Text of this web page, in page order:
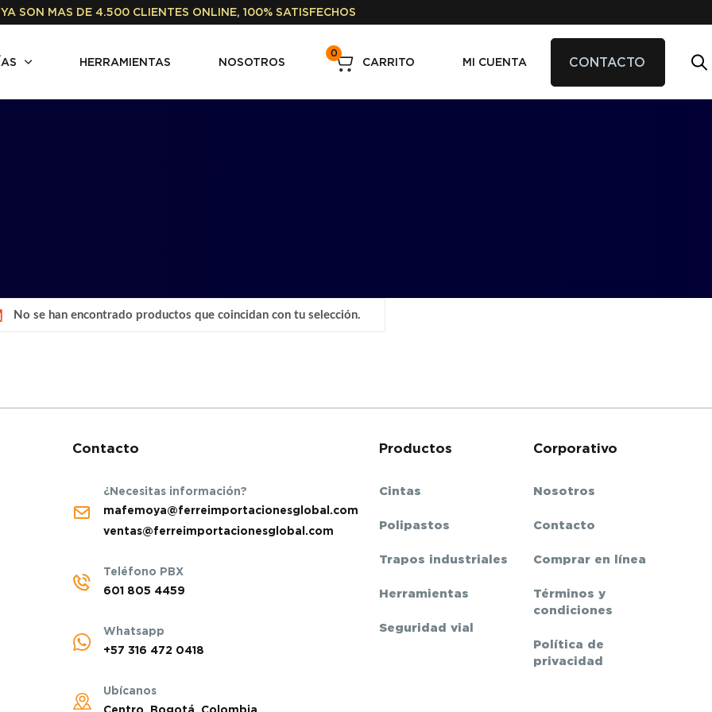
YA SON MAS DE 4.500 CLIENTES ONLINE, 100% SATISFECHOS
HERRAMIENTAS NOSOTROS CARRITO
0
MI CUENTA CONTACTO
No se han encontrado productos que coincidan con tu selección.
Contacto
¿Necesitas información?
mafemoya@ferreimportacionesglobal.com
ventas@ferreimportacionesglobal.com
Teléfono PBX
601 805 4459
Whatsapp
+57 316 472 0418
Ubícanos
Productos
Cintas
Polipastos
Trapos industriales
Herramientas
Seguridad vial
Corporativo
Nosotros
Contacto
Comprar en línea
Términos y
condiciones
Política de
privacidad